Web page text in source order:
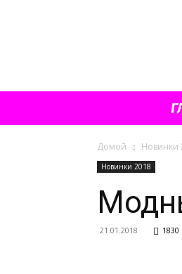
Домой Новинки
Новинки 2018
21.01.2018 1830